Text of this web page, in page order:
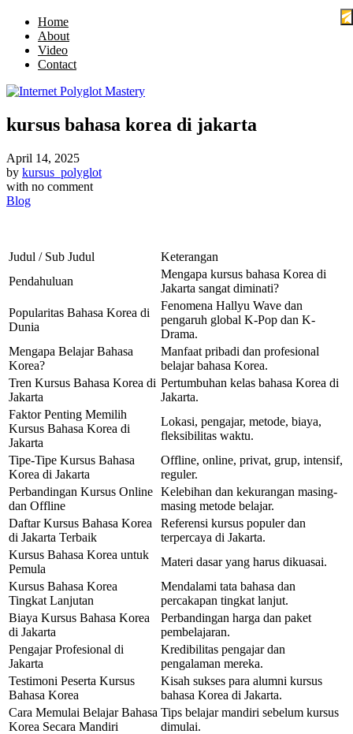
Home
About
Video
Contact
kursus bahasa korea di jakarta
April 14, 2025
by kursus_polyglot
with no comment
Blog
Judul / Sub Judul
Keterangan
Pendahuluan
Mengapa kursus bahasa Korea di
Jakarta sangat diminati?
Popularitas Bahasa Korea di
Dunia
Fenomena Hallyu Wave dan
pengaruh global K-Pop dan K-
Drama.
Mengapa Belajar Bahasa
Korea?
Manfaat pribadi dan profesional
belajar bahasa Korea.
Tren Kursus Bahasa Korea di
Jakarta
Pertumbuhan kelas bahasa Korea di
Jakarta.
Faktor Penting Memilih
Kursus Bahasa Korea di
Jakarta
Lokasi, pengajar, metode, biaya,
fleksibilitas waktu.
Tipe-Tipe Kursus Bahasa
Korea di Jakarta
Offline, online, privat, grup, intensif,
reguler.
Perbandingan Kursus Online
dan Offline
Kelebihan dan kekurangan masing-
masing metode belajar.
Daftar Kursus Bahasa Korea
di Jakarta Terbaik
Referensi kursus populer dan
terpercaya di Jakarta.
Kursus Bahasa Korea untuk
Pemula
Materi dasar yang harus dikuasai.
Kursus Bahasa Korea
Tingkat Lanjutan
Mendalami tata bahasa dan
percakapan tingkat lanjut.
Biaya Kursus Bahasa Korea
di Jakarta
Perbandingan harga dan paket
pembelajaran.
Pengajar Profesional di
Jakarta
Kredibilitas pengajar dan
pengalaman mereka.
Testimoni Peserta Kursus
Bahasa Korea
Kisah sukses para alumni kursus
bahasa Korea di Jakarta.
Cara Memulai Belajar Bahasa
Korea Secara Mandiri
Tips belajar mandiri sebelum kursus
dimulai.